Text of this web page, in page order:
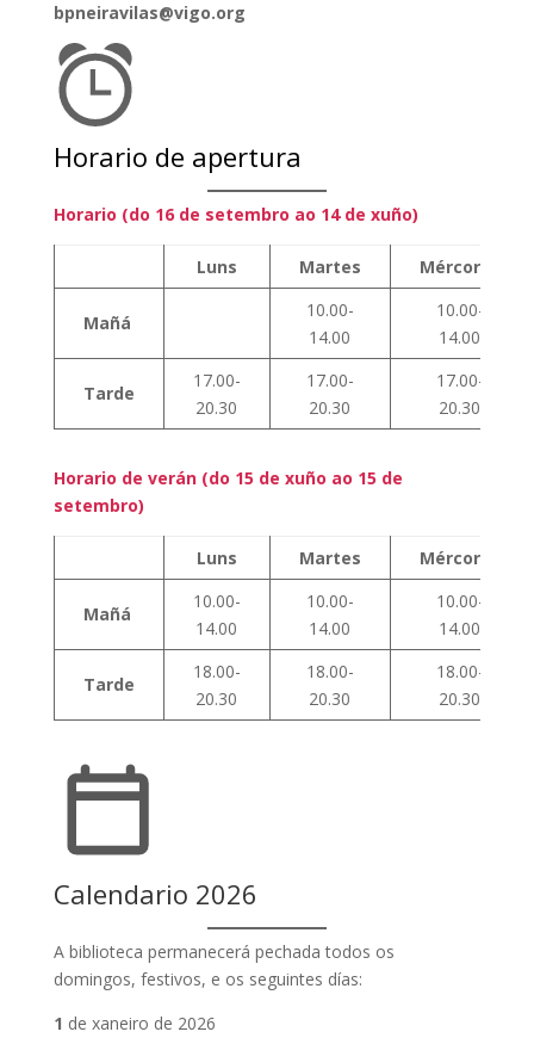
bpneiravilas@vigo.org
Horario de apertura
Horario (do 16 de setembro ao 14 de xuño)
Luns Martes Mércores
Mañá
10.00-
14.00
10.00-
14.00
Tarde
17.00-
20.30
17.00-
20.30
17.00-
20.30
Horario de verán (do 15 de xuño ao 15 de
setembro)
Luns Martes Mércores
Mañá
10.00-
14.00
10.00-
14.00
10.00-
14.00
Tarde
18.00-
20.30
18.00-
20.30
18.00-
20.30
Calendario 2026
A biblioteca permanecerá pechada todos os
domingos, festivos, e os seguintes días:
1 de xaneiro de 2026